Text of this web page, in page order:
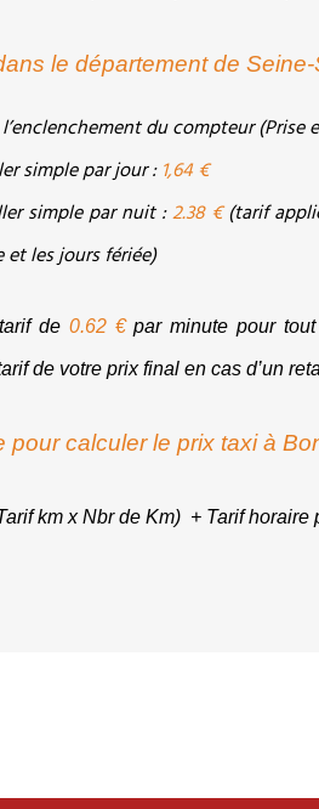
le département de
du compteur (Prise
simple par jour : 1,64 €
simple par nuit : 2.38 € (tarif
les jours fériée)
de 0.62 € par minute pour
de votre prix final en cas d’un
pour calculer le prix taxi à
km x Nbr de Km)  + Tarif horaire